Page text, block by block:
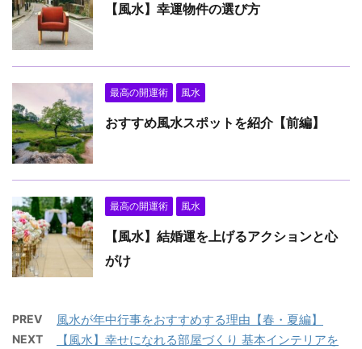
【風水】幸運物件の選び方
最高の開運術 風水
おすすめ風水スポットを紹介【前編】
最高の開運術 風水
【風水】結婚運を上げるアクションと心
がけ
PREV 風水が年中行事をおすすめする理由【春・夏編】
NEXT
【風水】幸せになれる部屋づくり 基本インテリアを